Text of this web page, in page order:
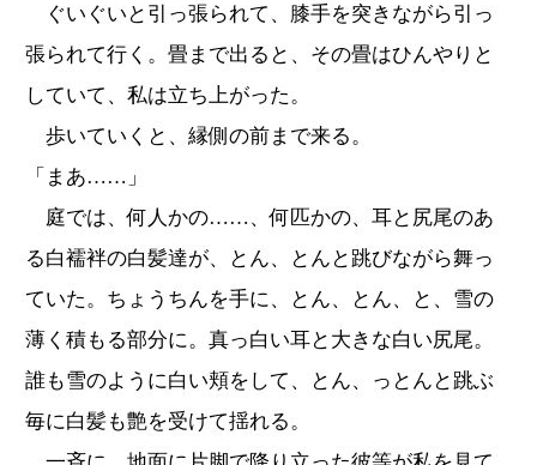
ぐいぐいと引っ張られて、膝手を突きながら引っ
張られて行く。畳まで出ると、その畳はひんやりと
していて、私は立ち上がった。
歩いていくと、縁側の前まで来る。
「まあ……」
庭では、何人かの……、何匹かの、耳と尻尾のあ
る白襦袢の白髪達が、とん、とんと跳びながら舞っ
ていた。ちょうちんを手に、とん、とん、と、雪の
薄く積もる部分に。真っ白い耳と大きな白い尻尾。
誰も雪のように白い頬をして、とん、っとんと跳ぶ
毎に白髪も艶を受けて揺れる。